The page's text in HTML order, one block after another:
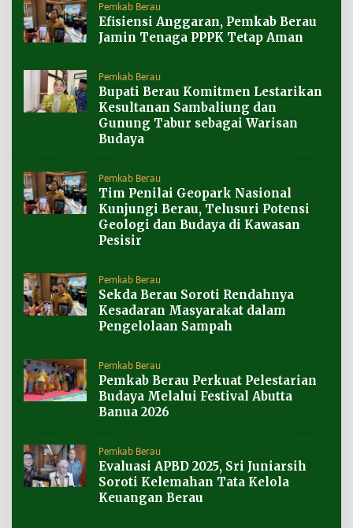
Pemkab Berau
Efisiensi Anggaran, Pemkab Berau
Jamin Tenaga PPPK Tetap Aman
Pemkab Berau
Bupati Berau Komitmen Lestarikan
Kesultanan Sambaliung dan
Gunung Tabur sebagai Warisan
Budaya
Pemkab Berau
Tim Penilai Geopark Nasional
Kunjungi Berau, Telusuri Potensi
Geologi dan Budaya di Kawasan
Pesisir
Pemkab Berau
Sekda Berau Soroti Rendahnya
Kesadaran Masyarakat dalam
Pengelolaan Sampah
Pemkab Berau
Pemkab Berau Perkuat Pelestarian
Budaya Melalui Festival Abutta
Banua 2026
Pemkab Berau
Evaluasi APBD 2025, Sri Juniarsih
Soroti Kelemahan Tata Kelola
Keuangan Berau